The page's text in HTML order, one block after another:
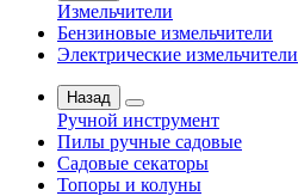
Измельчители
Бензиновые измельчители
Электрические измельчители
Назад
Ручной инструмент
Пилы ручные садовые
Садовые секаторы
Топоры и колуны